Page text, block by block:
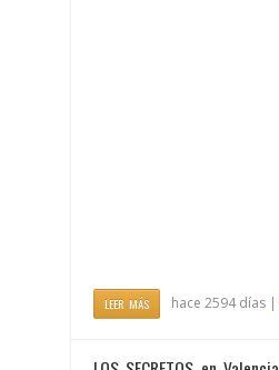
LEER MÁS hace 2594 días |